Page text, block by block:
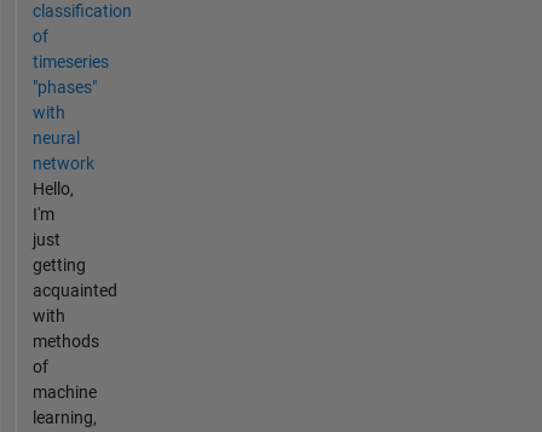
classification
of
timeseries
"phases"
with
neural
network
Hello,
I'm
just
getting
acquainted
with
methods
of
machine
learning,